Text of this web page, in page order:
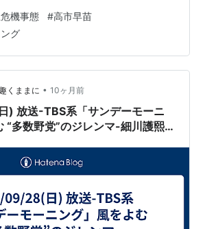
まったくひどい話です。 高市首相の
ると、経済政策や国家安全保障、外
（造詣でなく？）が深いのだそうで
的には「ほんとかなぁ」という疑念も
は、今問題になっている例の「存立
中で、「戦艦を使って、武力の行使…
機事態 #高市早苗
グ
くままに • 10ヶ月前
放送-TBS系「サンデーモーニ
“多数野党”のジレンマ-細川護熙